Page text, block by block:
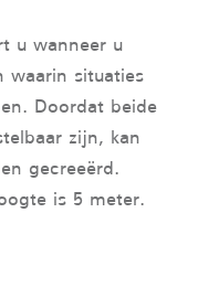
u wanneer u
waarin situaties
Doordat beide
zijn, kan
gecreeërd.
is 5 meter.